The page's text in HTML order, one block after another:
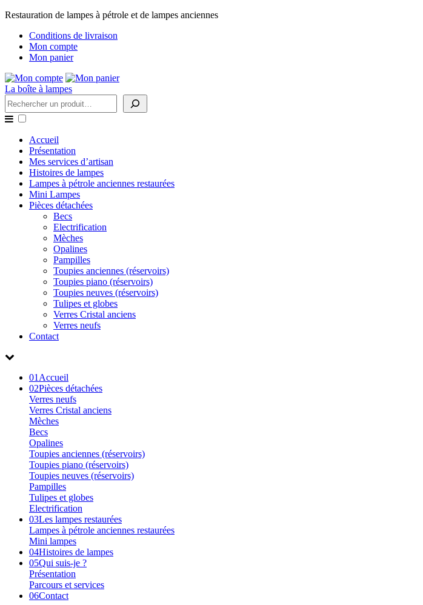
Restauration de lampes à pétrole et de lampes anciennes
Conditions de livraison
Mon compte
Mon panier
La boîte à lampes
Rechercher
Accueil
Présentation
Mes services d’artisan
Histoires de lampes
Lampes à pétrole anciennes restaurées
Mini Lampes
Pièces détachées
Becs
Electrification
Mèches
Opalines
Pampilles
Toupies anciennes (réservoirs)
Toupies piano (réservoirs)
Toupies neuves (réservoirs)
Tulipes et globes
Verres Cristal anciens
Verres neufs
Contact
01 Accueil
02Pièces détachées
Verres neufs
Verres Cristal anciens
Mèches
Becs
Opalines
Toupies anciennes (réservoirs)
Toupies piano (réservoirs)
Toupies neuves (réservoirs)
Pampilles
Tulipes et globes
Electrification
03Les lampes restaurées
Lampes à pétrole anciennes restaurées
Mini lampes
04Histoires de lampes
05Qui suis-je ?
Présentation
Parcours et services
06Contact